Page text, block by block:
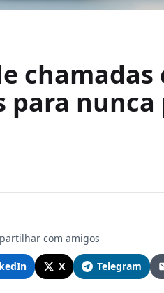
chamadas
para
com amigos
X Telegram